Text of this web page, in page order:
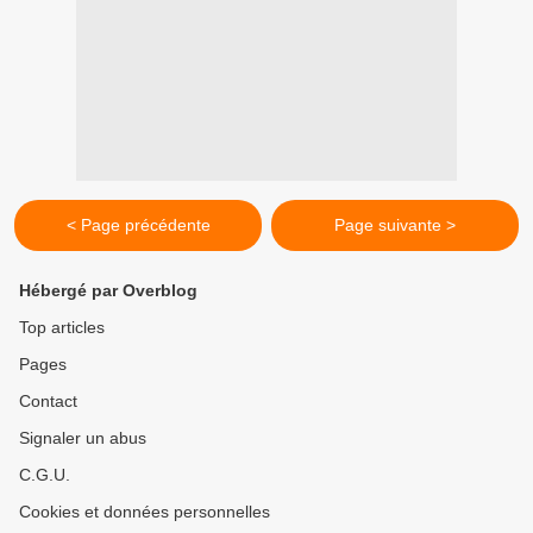
< Page précédente Page suivante >
Hébergé par Overblog
Top articles
Pages
Contact
Signaler un abus
C.G.U.
Cookies et données personnelles